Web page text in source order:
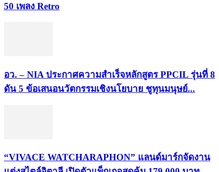
50 เพลง Retro
อว. – NIA ประกาศความสำเร็จหลักสูตร PPCIL รุ่นที่ 8
ดัน 5 ข้อเสนอนวัตกรรมเชิงนโยบาย ชูทุนมนุษย์...
“VIVACE WATCHARAPHON” แลนด์มาร์กจัดงาน